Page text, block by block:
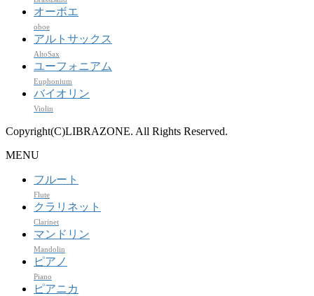
オーボエ
oboe
アルトサックス
AltoSax
ユーフォニアム
Euphonium
バイオリン
Violin
Copyright(C)LIBRAZONE. All Rights Reserved.
MENU
フルート
Flute
クラリネット
Clarinet
マンドリン
Mandolin
ピアノ
Piano
ピアニカ